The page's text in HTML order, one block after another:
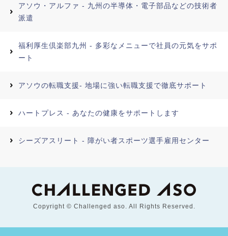
アソウ・アルファ - 九州の半導体・電子部品などの技術者
派遣
福利厚生倶楽部九州 - 多彩なメニューで社員の元気をサポ
ート
アソウの転職支援- 地場に強い転職支援で徹底サポート
ハートプレス - あなたの健康をサポートします
シーズアスリート - 障がい者スポーツ選手雇用センター
Copyright © Challenged aso. All Rights Reserved.